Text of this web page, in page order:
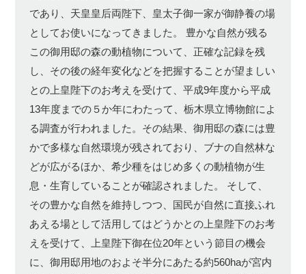
であり、天皇皇后両陛下、皇太子御一家が御静養の場
としてお使いになってきました。 豊かな自然が残る
この御用邸の森の動植物について、正確な記録を残
し、その後の経年変化などを把握することが望ましい
との上皇陛下のお考えを受けて、平成9年度から平成
13年度までの５か年にわたって、栃木県立博物館によ
る調査が行われました。その結果、御用邸の森には豊
かで多様な自然環境が残されており、ブナの自然林な
どが広がるほか、希少種をはじめ多くの動植物が生
息・生育していることが確認されました。
そして、
その豊かな自然を維持しつつ、国民が自然に直接ふれ
あえる場として活用してはどうかとの上皇陛下のお考
えを受けて、上皇陛下御在位20年という節目の機会
に、御用邸用地のおよそ半分にあたる約560haが宮内